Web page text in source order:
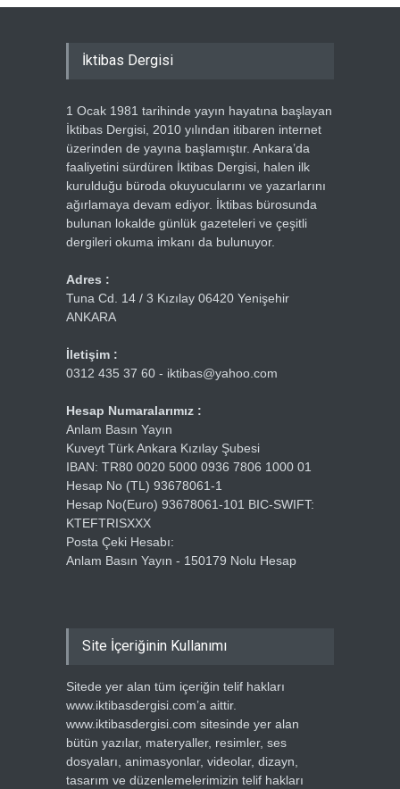
İktibas Dergisi
1 Ocak 1981 tarihinde yayın hayatına başlayan
İktibas Dergisi, 2010 yılından itibaren internet
üzerinden de yayına başlamıştır. Ankara’da
faaliyetini sürdüren İktibas Dergisi, halen ilk
kurulduğu büroda okuyucularını ve yazarlarını
ağırlamaya devam ediyor. İktibas bürosunda
bulunan lokalde günlük gazeteleri ve çeşitli
dergileri okuma imkanı da bulunuyor.
Adres :
Tuna Cd. 14 / 3 Kızılay 06420 Yenişehir
ANKARA
İletişim :
0312 435 37 60 - iktibas@yahoo.com
Hesap Numaralarımız :
Anlam Basın Yayın
Kuveyt Türk Ankara Kızılay Şubesi
IBAN: TR80 0020 5000 0936 7806 1000 01
Hesap No (TL) 93678061-1
Hesap No(Euro) 93678061-101 BIC-SWIFT:
KTEFTRISXXX
Posta Çeki Hesabı:
Anlam Basın Yayın - 150179 Nolu Hesap
Site İçeriğinin Kullanımı
Sitede yer alan tüm içeriğin telif hakları
www.iktibasdergisi.com’a aittir.
www.iktibasdergisi.com sitesinde yer alan
bütün yazılar, materyaller, resimler, ses
dosyaları, animasyonlar, videolar, dizayn,
tasarım ve düzenlemelerimizin telif hakları